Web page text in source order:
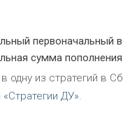
первоначальный
сумма
одну из стратегий в
ДУ».